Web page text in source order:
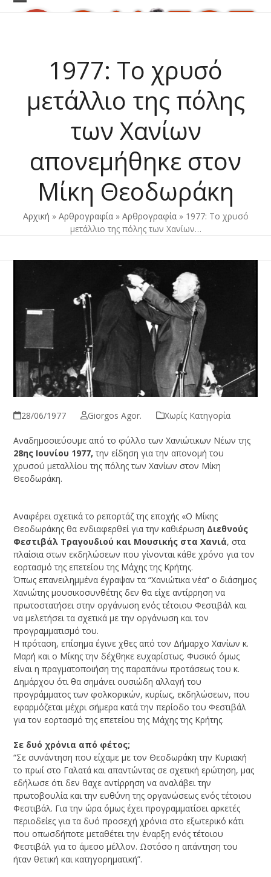
Skip
Open
Close
1977: Το χρυσό
μετάλλιο της πόλης
των Χανίων
απονεμήθηκε στον
Μίκη Θεοδωράκη
Αρχική » Αρθρογραφία» Αρθρογραφία» 1977: Το χρυσό
μετάλλιο της πόλης των Χανίων…
28/06/1977 Giorgos Agor. Χωρίς Κατηγορία
Αναδημοσιεύουμε από το φύλλο των Χανιώτικων Νέων της
28ης Ιουνίου 1977, την είδηση για την απονομή του
χρυσού μεταλλίου της πόλης των Χανίων στον Μίκη
Θεοδωράκη.
Αναφέρει σχετικά το ρεπορτάζ της εποχής «Ο Μίκης
Θεοδωράκης θα ενδιαφερθεί για την καθιέρωση Διεθνούς
Φεστιβάλ Τραγουδιού και Μουσικής στα Χανιά, στα
πλαίσια στων εκδηλώσεων που γίνονται κάθε χρόνο για τον
εορτασμό της επετείου της Μάχης της Κρήτης.
Όπως επανειλημμένα έγραψαν τα “Χανιώτικα νέα” ο διάσημος
Χανιώτης μουσικοσυνθέτης δεν θα είχε αντίρρηση να
πρωτοστατήσει στην οργάνωση ενός τέτοιου Φεστιβάλ και
να μελετήσει τα σχετικά με την οργάνωση και τον
προγραμματισμό του.
Η πρόταση, επίσημα έγινε χθες από τον Δήμαρχο Χανίων κ.
Μαρή και ο Μίκης την δέχθηκε ευχαρίστως. Φυσικό όμως
είναι η πραγματοποιήση της παραπάνω προτάσεως του κ.
Δημάρχου ότι θα σημάνει ουσιώδη αλλαγή του
προγράμματος των φολκορικών, κυρίως, εκδηλώσεων, που
εφαρμόζεται μέχρι σήμερα κατά την περίοδο του Φεστιβάλ
για τον εορτασμό της επετείου της Μάχης της Κρήτης.
Σε δυό χρόνια από φέτος;
“Σε συνάντηση που είχαμε με τον Θεοδωράκη την Κυριακή
το πρωί στο Γαλατά και απαντώντας σε σχετική ερώτηση, μας
εδήλωσε ότι δεν θαχε αντίρρηση να αναλάβει την
πρωτοβουλία και την ευθύνη της οργανώσεως ενός τέτοιου
Φεστιβάλ. Για την ώρα όμως έχει προγραμματίσει αρκετές
περιοδείες για τα δυό προσεχή χρόνια στο εξωτερικό κάτι
που οπωσδήποτε μεταθέτει την έναρξη ενός τέτοιου
Φεστιβάλ για το άμεσο μέλλον. Ωστόσο η απάντηση του
ήταν θετική και κατηγορηματική”.